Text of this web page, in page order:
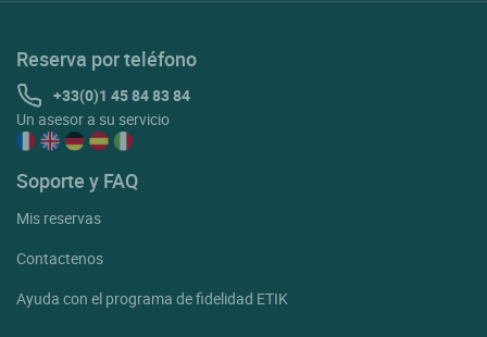
Reserva por teléfono
+33(0)1 45 84 83 84
Un asesor a su servicio
Soporte y FAQ
Mis reservas
Contactenos
Ayuda con el programa de fidelidad ETIK